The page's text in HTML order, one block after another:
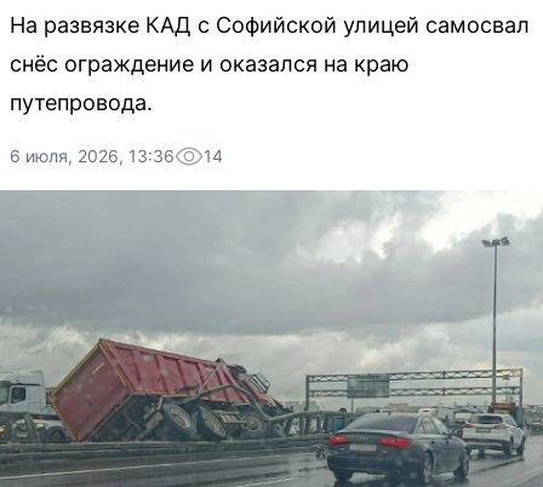
На развязке КАД с Софийской улицей самосвал
снёс ограждение и оказался на краю
путепровода.
6 июля, 2026, 13:36 14